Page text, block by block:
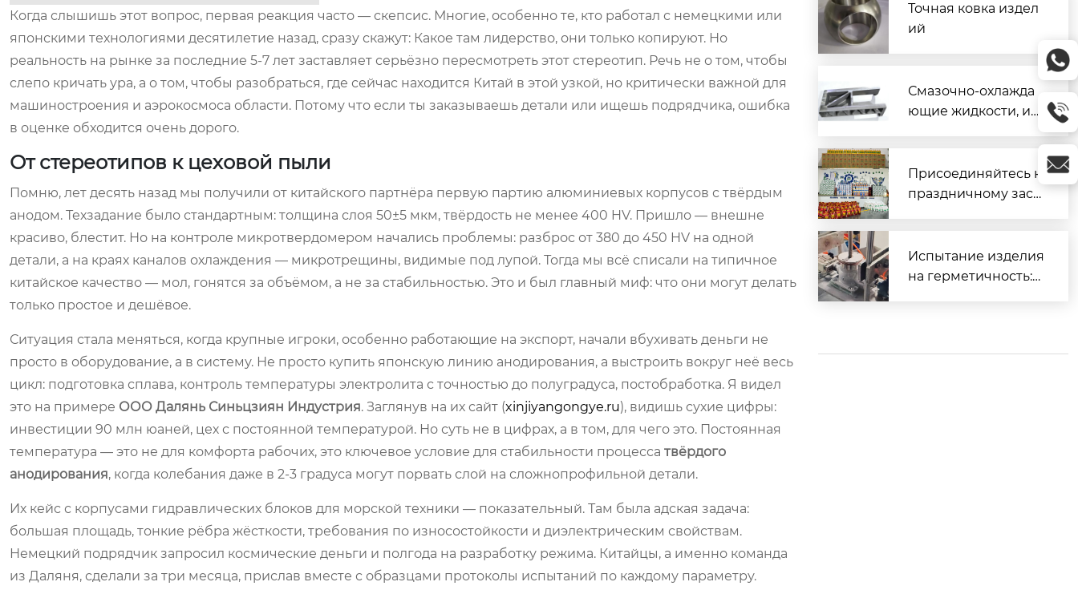
Когда слышишь этот вопрос, первая реакция часто — скепсис. Многие, особенно те, кто работал с немецкими или
японскими технологиями десятилетие назад, сразу скажут: Какое там лидерство, они только копируют. Но
реальность на рынке за последние 5-7 лет заставляет серьёзно пересмотреть этот стереотип. Речь не о том, чтобы
слепо кричать ура, а о том, чтобы разобраться, где сейчас находится Китай в этой узкой, но критически важной для
машиностроения и аэрокосмоса области. Потому что если ты заказываешь детали или ищешь подрядчика, ошибка
в оценке обходится очень дорого.
От стереотипов к цеховой пыли
Помню, лет десять назад мы получили от китайского партнёра первую партию алюминиевых корпусов с твёрдым
анодом. Техзадание было стандартным: толщина слоя 50±5 мкм, твёрдость не менее 400 HV. Пришло — внешне
красиво, блестит. Но на контроле микротвердомером начались проблемы: разброс от 380 до 450 HV на одной
детали, а на краях каналов охлаждения — микротрещины, видимые под лупой. Тогда мы всё списали на типичное
китайское качество — мол, гонятся за объёмом, а не за стабильностью. Это и был главный миф: что они могут делать
только простое и дешёвое.
Ситуация стала меняться, когда крупные игроки, особенно работающие на экспорт, начали вбухивать деньги не
просто в оборудование, а в систему. Не просто купить японскую линию анодирования, а выстроить вокруг неё весь
цикл: подготовка сплава, контроль температуры электролита с точностью до полуградуса, постобработка. Я видел
это на примере ООО Далянь Синьцзиян Индустрия. Заглянув на их сайт (xinjiyangongye.ru), видишь сухие цифры:
инвестиции 90 млн юаней, цех с постоянной температурой. Но суть не в цифрах, а в том, для чего это. Постоянная
температура — это не для комфорта рабочих, это ключевое условие для стабильности процесса твёрдого
анодирования, когда колебания даже в 2-3 градуса могут порвать слой на сложнопрофильной детали.
Их кейс с корпусами гидравлических блоков для морской техники — показательный. Там была адская задача:
большая площадь, тонкие рёбра жёсткости, требования по износостойкости и диэлектрическим свойствам.
Немецкий подрядчик запросил космические деньги и полгода на разработку режима. Китайцы, а именно команда
из Даляня, сделали за три месяца, прислав вместе с образцами протоколы испытаний по каждому параметру.
Точная ковка издел
ий
Смазочно-охлажда
ющие жидкости, ис
работки различных
материалов
Присоединяйтесь к
праздничному заст
тиваль.
Испытание изделия
на герметичность: